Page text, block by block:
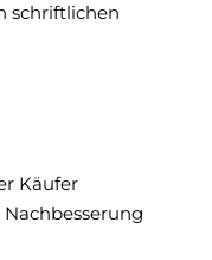
schriftlichen
Käufer